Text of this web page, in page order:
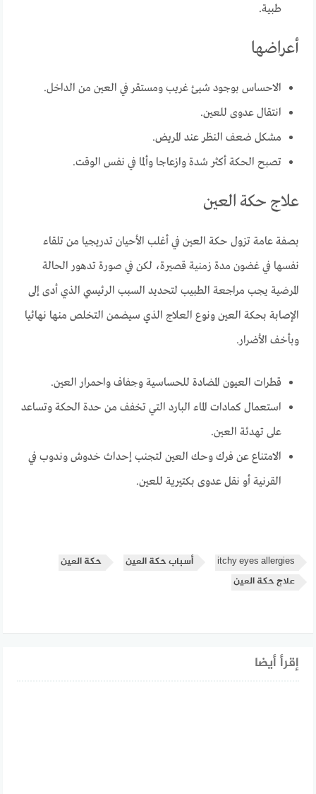
طبية.
أعراضها
الاحساس بوجود شيئ غريب ومستقر في العين من الداخل.
انتقال عدوى للعين.
مشكل ضعف النظر عند المريض.
تصبح الحكة أكثر شدة وازعاجا وألما في نفس الوقت.
علاج حكة العين
بصفة عامة تزول حكة العين في أغلب الأحيان تدريجيا من تلقاء
نفسها في غضون مدة زمنية قصيرة، لكن في صورة تدهور الحالة
المرضية يجب مراجعة الطبيب لتحديد السبب الرئيسي الذي أدى إلى
الإصابة بحكة العين ونوع العلاج الذي سيضمن التخلص منها نهائيا
وبأخف الأضرار.
قطرات العيون المضادة للحساسية وجفاف واحمرار العين.
استعمال كمادات الماء البارد التي تخفف من حدة الحكة وتساعد
على تهدئة العين.
الامتناع عن فرك وحك العين لتجنب إحداث خدوش وندوب في
القرنية أو نقل عدوى بكتيرية للعين.
itchy eyes allergies أسباب حكة العين
حكة العين
علاج حكة العين
إقرأ أيضا